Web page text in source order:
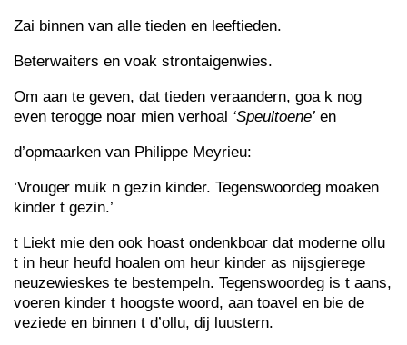
Zai binnen van alle tieden en leeftieden.
Beterwaiters en voak strontaigenwies.
Om aan te geven, dat tieden veraandern, goa k nog
even terogge noar mien verhoal ‘Speultoene’ en
d’opmaarken van Philippe Meyrieu:
‘Vrouger muik n gezin kinder. Tegenswoordeg moaken
kinder t gezin.’
t Liekt mie den ook hoast ondenkboar dat moderne ollu
t in heur heufd hoalen om heur kinder as nijsgierege
neuzewieskes te bestempeln. Tegenswoordeg is t aans,
voeren kinder t hoogste woord, aan toavel en bie de
veziede en binnen t d’ollu, dij luustern.